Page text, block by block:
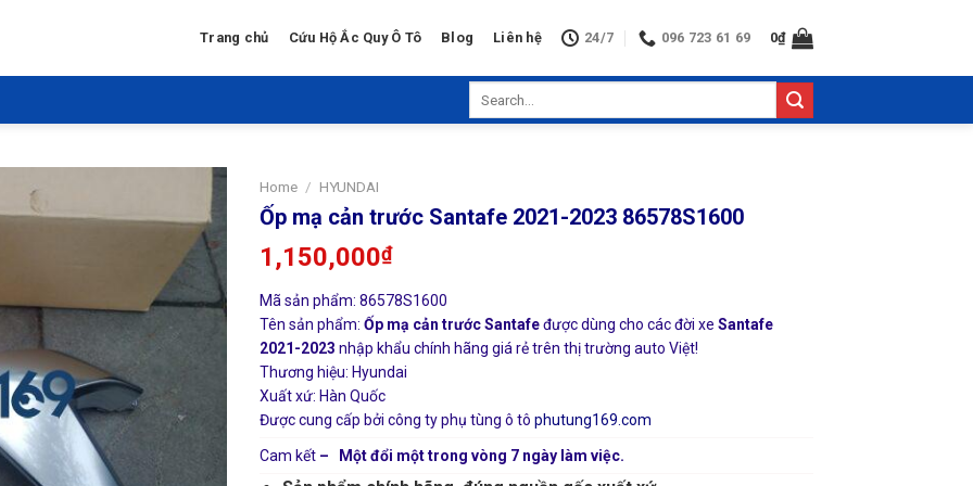
Trang chủ Cứu Hộ Ắc Quy Ô Tô Blog Liên hệ 24/7 096 723 61 69 0₫
Home / HYUNDAI
Ốp mạ cản trước Santafe 2021-2023 86578S1600
1,150,000₫
Mã sản phẩm: 86578S1600
Tên sản phẩm: Ốp mạ cản trước Santafeđược dùng cho các đời xe Santafe
2021-2023 nhập khẩu chính hãng giá rẻ trên thị trường auto Việt!
Thương hiệu: Hyundai
Xuất xứ: Hàn Quốc
Được cung cấp bởi công ty phụ tùng ô tô phutung169.com
Cam kết – Một đổi một trong vòng 7 ngày làm việc.